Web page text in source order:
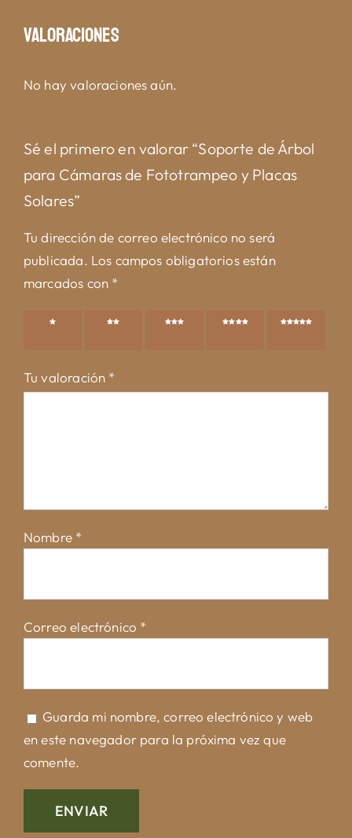
Valoraciones
No hay valoraciones aún.
Sé el primero en valorar “Soporte de Árbol
para Cámaras de Fototrampeo y Placas
Solares”
Tu dirección de correo electrónico no será
publicada. Los campos obligatorios están
marcados con *
1 de 5
2 de 5
3 de 5
4 de 5
5 de 5
Tu valoración *
Nombre *
Correo electrónico *
Guarda mi nombre, correo electrónico y web
en este navegador para la próxima vez que
comente.